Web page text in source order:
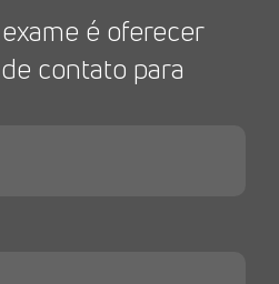
é oferecer
contato para